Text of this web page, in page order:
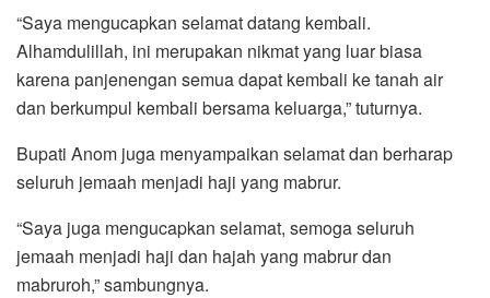
“Saya mengucapkan selamat datang kembali.
Alhamdulillah, ini merupakan nikmat yang luar biasa
karena panjenengan semua dapat kembali ke tanah air
dan berkumpul kembali bersama keluarga,” tuturnya.
Bupati Anom juga menyampaikan selamat dan berharap
seluruh jemaah menjadi haji yang mabrur.
“Saya juga mengucapkan selamat, semoga seluruh
jemaah menjadi haji dan hajah yang mabrur dan
mabruroh,” sambungnya.